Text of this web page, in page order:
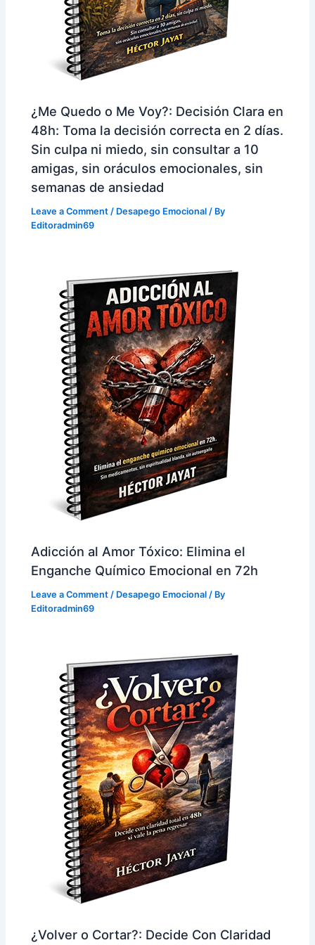
¿Me Quedo o Me Voy?: Decisión Clara en
48h: Toma la decisión correcta en 2 días.
Sin culpa ni miedo, sin consultar a 10
amigas, sin oráculos emocionales, sin
semanas de ansiedad
Leave a Comment / Desapego Emocional / By
Editoradmin69
Adicción al Amor Tóxico: Elimina el
Enganche Químico Emocional en 72h
Leave a Comment / Desapego Emocional / By
Editoradmin69
¿Volver o Cortar?: Decide Con Claridad